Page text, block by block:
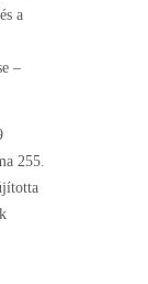
a
–
255.